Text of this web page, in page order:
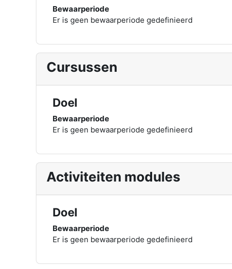
Bewaarperiode
Er is geen bewaarperiode gedefinieerd
Cursussen
Doel
Bewaarperiode
Er is geen bewaarperiode gedefinieerd
Activiteiten modules
Doel
Bewaarperiode
Er is geen bewaarperiode gedefinieerd